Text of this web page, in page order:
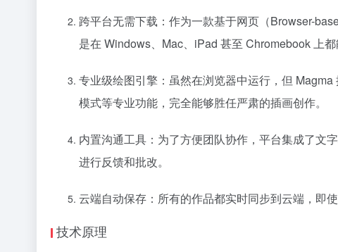
跨平台无需下载：作为一款基于网页（Browser-
是在 Windows、Mac、iPad 甚至 Chromebook 上都
专业级绘图引擎：虽然在浏览器中运行，但
模式等专业功能，完全能够胜任严肃的插画创作。
内置沟通工具：为了方便团队协作，平台集成了文
进行反馈和批改。
云端自动保存：所有的作品都实时同步到云端，即
技术原理